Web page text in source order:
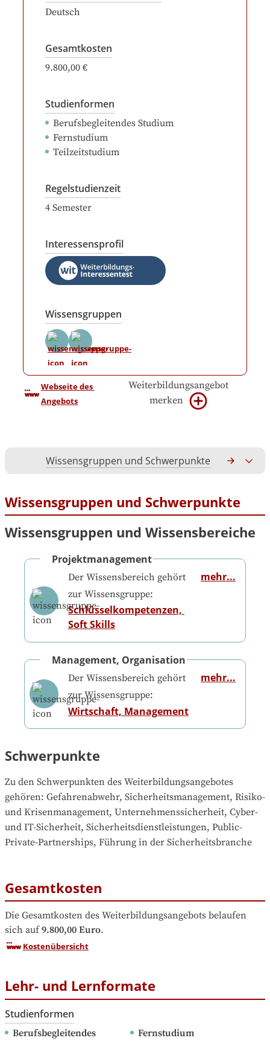
Deutsch
Gesamtkosten
9.800,00 €
Studienformen
Berufsbegleitendes Studium
Fernstudium
Teilzeitstudium
Regelstudienzeit
4 Semester
Interessensprofil
Wissensgruppen
Webseite des
Angebots
Weiterbildungsangebot
merken
Wissensgruppen und Schwerpunkte
Wissensgruppen und Schwerpunkte
Wissensgruppen und Wissensbereiche
Projektmanagement
Der Wissensbereich gehört
zur Wissensgruppe:
Schlüsselkompetenzen,
Soft Skills
mehr...
Management, Organisation
Der Wissensbereich gehört
zur Wissensgruppe:
Wirtschaft, Management
mehr...
Schwerpunkte
Zu den Schwerpunkten des Weiterbildungsangebotes
gehören: Gefahrenabwehr, Sicherheitsmanagement, Risiko-
und Krisenmanagement, Unternehmenssicherheit, Cyber-
und IT-Sicherheit, Sicherheitsdienstleistungen, Public-
Private-Partnerships, Führung in der Sicherheitsbranche
Gesamtkosten
Die Gesamtkosten des Weiterbildungsangebots belaufen
sich auf 9.800,00 Euro.
Kostenübersicht
Lehr- und Lernformate
Studienformen
Berufsbegleitendes Fernstudium